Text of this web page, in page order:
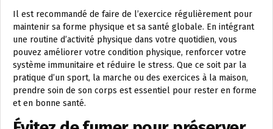
Il est recommandé de faire de l’exercice régulièrement pour
maintenir sa forme physique et sa santé globale. En intégrant
une routine d’activité physique dans votre quotidien, vous
pouvez améliorer votre condition physique, renforcer votre
système immunitaire et réduire le stress. Que ce soit par la
pratique d’un sport, la marche ou des exercices à la maison,
prendre soin de son corps est essentiel pour rester en forme
et en bonne santé.